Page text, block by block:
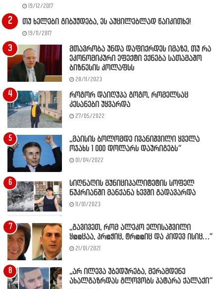
19/12/2017
თუ ხელები გიბუჟდება, ეს აუცილებლად წაიკითხე!
19/11/2017
მთავრობა უნდა დაფიქრდეს იმაზე, თუ რა
ეკონომიკური ეფექტი ექნება სათამაშო
ბიზნესის კოლაფსს
28/11/2023
როგორ დაიღუპა გოგო, რომელსაც
კესანები უყვარდა
27/05/2022
,,მაისის ბოლომდე ივანიშვილი ყველა
ოჯახს 1 000 დოლარს დაურიგებს”
01/04/2022
სიღნაღის მუნიციპალიტეტის სოფელ
ნუკრიანში მანქანა ხევში გადავარდა
11/01/2023
,,გავივეთ, რომ ალეკო ელისაშვილი
ყ@@ცაა, პრ@ჭიც, ტრ@@იც და კიდევ ისიც…”
21/01/2021
,,არ ილევა უბედურება, მერამდენე
ახალგაზრდას გლოვობს პატარა ქალაქი”